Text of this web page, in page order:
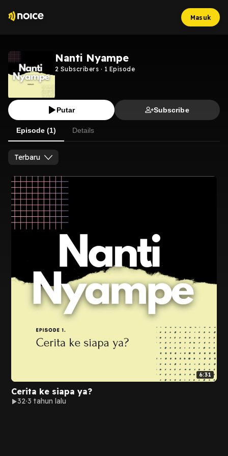
Masuk
Nanti Nyampe
2 Subscribers · 1 Episode
Putar Subscribe
Episode (1) Details
Terbaru
6:31
Cerita ke siapa ya?
32 3 tahun lalu